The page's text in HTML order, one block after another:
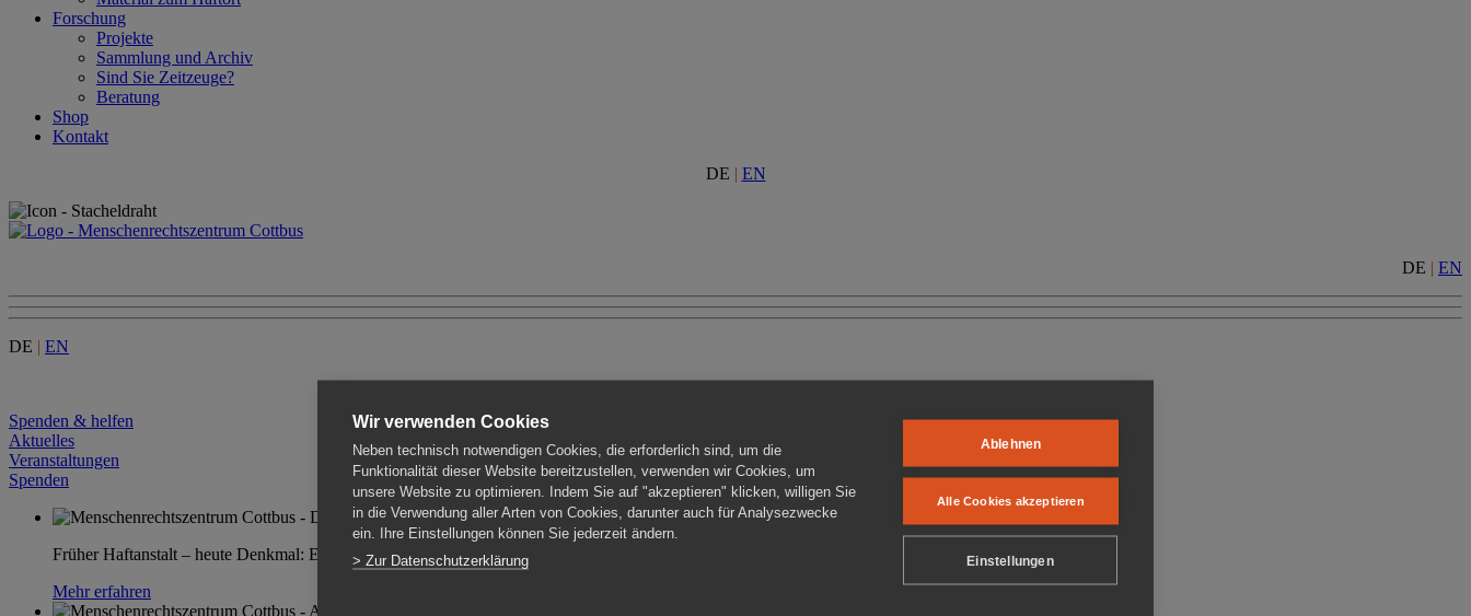
Forschung
Projekte
Sammlung und Archiv
Sind Sie Zeitzeuge?
Beratung
Shop
Kontakt
DE | EN
DE | EN
DE | EN
Spenden & helfen
Aktuelles
Veranstaltungen
Spenden
Früher Haftanstalt – heute Denkmal: Einen Ort im Wandel erleben
Mehr erfahren
Wir verwenden Cookies
Neben technisch notwendigen Cookies, die erforderlich sind, um die
Funktionalität dieser Website bereitzustellen, verwenden wir Cookies, um
unsere Website zu optimieren. Indem Sie auf "akzeptieren" klicken, willigen Sie
in die Verwendung aller Arten von Cookies, darunter auch für Analysezwecke
ein. Ihre Einstellungen können Sie jederzeit ändern.
> Zur Datenschutzerklärung
Ablehnen
Alle Cookies akzeptieren
Einstellungen